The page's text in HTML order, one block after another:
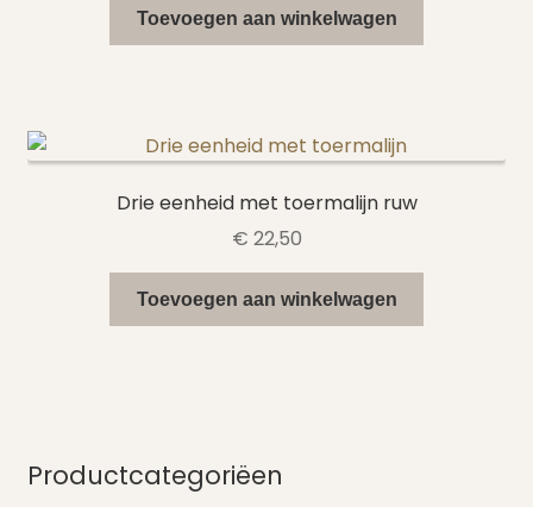
Toevoegen aan winkelwagen
Drie eenheid met toermalijn ruw
€ 22,50
Toevoegen aan winkelwagen
Productcategoriëen